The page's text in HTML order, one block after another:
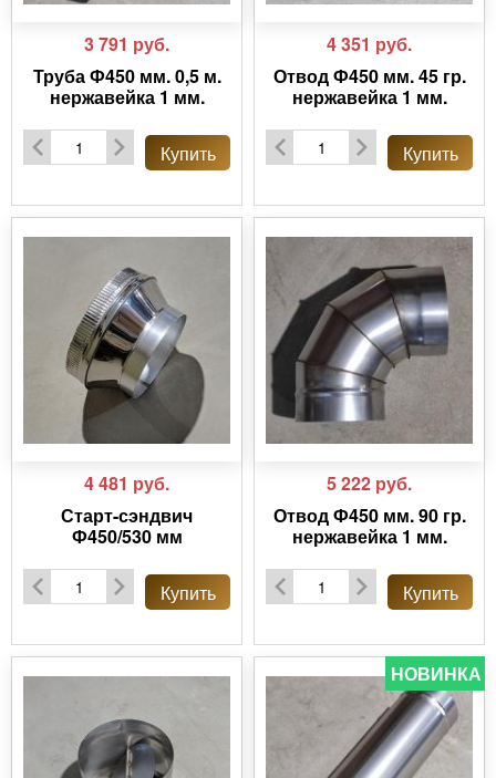
3 791 руб.
Труба Ф450 мм. 0,5 м.
нержавейка 1 мм.
Купить
4 351 руб.
Отвод Ф450 мм. 45 гр.
нержавейка 1 мм.
Купить
4 481 руб.
Старт-сэндвич
Ф450/530 мм
Купить
5 222 руб.
Отвод Ф450 мм. 90 гр.
нержавейка 1 мм.
Купить
НОВИНКА